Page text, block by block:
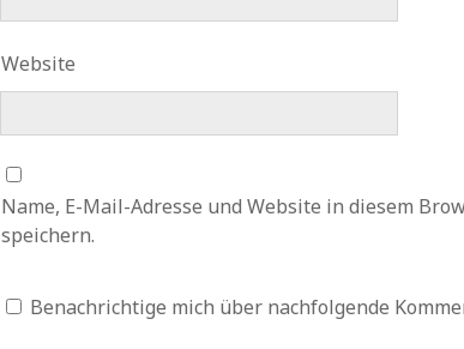
Website
Name, E-Mail-Adresse und Website in diesem
speichern.
Benachrichtige mich über nachfolgende